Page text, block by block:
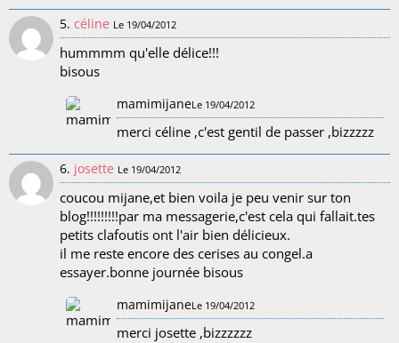
5. céline Le 19/04/2012
hummmm qu'elle délice!!!
bisous
mamimijaneLe 19/04/2012
merci céline ,c'est gentil de passer ,bizzzzz
6. josette Le 19/04/2012
coucou mijane,et bien voila je peu venir sur ton
blog!!!!!!!!!par ma messagerie,c'est cela qui fallait.tes
petits clafoutis ont l'air bien délicieux.
il me reste encore des cerises au congel.a
essayer.bonne journée bisous
mamimijaneLe 19/04/2012
merci josette ,bizzzzzz